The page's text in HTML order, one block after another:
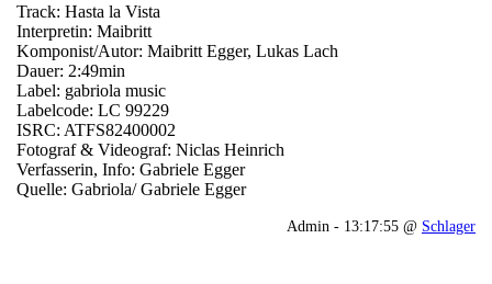
Track: Hasta la Vista
Interpretin: Maibritt
Komponist/Autor: Maibritt Egger, Lukas Lach
Dauer: 2:49min
Label: gabriola music
Labelcode: LC 99229
ISRC: ATFS82400002
Fotograf & Videograf: Niclas Heinrich
Verfasserin, Info: Gabriele Egger
Quelle: Gabriola/ Gabriele Egger
Admin - 13:17:55 @ Schlager